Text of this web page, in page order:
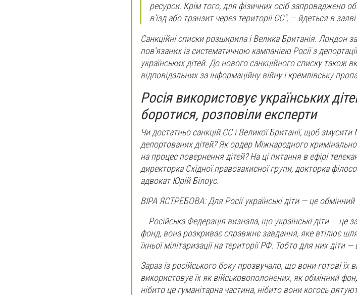
ресурси. Крім того, для фізичних осіб запроваджено
в’їзд або транзит через території ЄС”, — йдеться в
Санкційні списки розширила і Велика Британія.
пов’язаних із систематичною кампанією Росії з
українських дітей. До нового санкційного списку також
відповідальних за інформаційну війну і кремлівську
Росія використовує українських
боротися, розповіли експерти
Чи достатньо санкцій ЄС і Великої Британії, щоб
депортованих дітей? Як ордер Міжнародного
на процес повернення дітей? На ці питання в ефірі
директорка Східної правозахисної групи, докторка
адвокат Юрій Білоус.
ВІРА ЯСТРЕБОВА: Для Росії українські діти — це
— Російська Федерація визнала, що українські діти — це
фонд, вона розкриває справжнє завдання, яке втілює
їхньої мілітаризації на території РФ. Тобто для них діти —
Зараз із російського боку прозвучало, що вони готові їх
використовує їх як військовополонених, як обмінний
нібито це гуманітарна частина, нібито вони когось